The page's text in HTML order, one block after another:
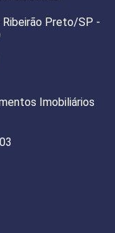
Preto/SP -
Imobiliários